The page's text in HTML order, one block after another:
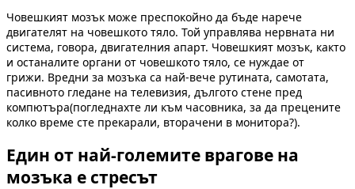
Човешкият мозък може преспокойно да бъде нарече
двигателят на човешкото тяло. Той управлява нервната ни
система, говора, двигателния апарт. Човешкият мозък, както
и останалите органи от човешкото тяло, се нуждае от
грижи. Вредни за мозъка са най-вече рутината, самотата,
пасивното гледане на телевизия, дългото стене пред
компютъра(погледнахте ли към часовника, за да прецените
колко време сте прекарали, вторачени в монитора?).
Един от най-големите врагове на
мозъка е стресът